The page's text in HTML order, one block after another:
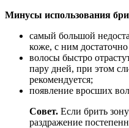
Минусы использования
самый большой
коже, с ним достаточно
волосы быстро
пару дней, при этом
рекомендуется;
появление вросших
Совет. Если брить
раздражение